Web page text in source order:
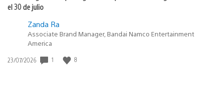
el 30 de julio
Zanda Ra
Associate Brand Manager, Bandai Namco Entertainment
America
Fecha
23/07/2026 1 8